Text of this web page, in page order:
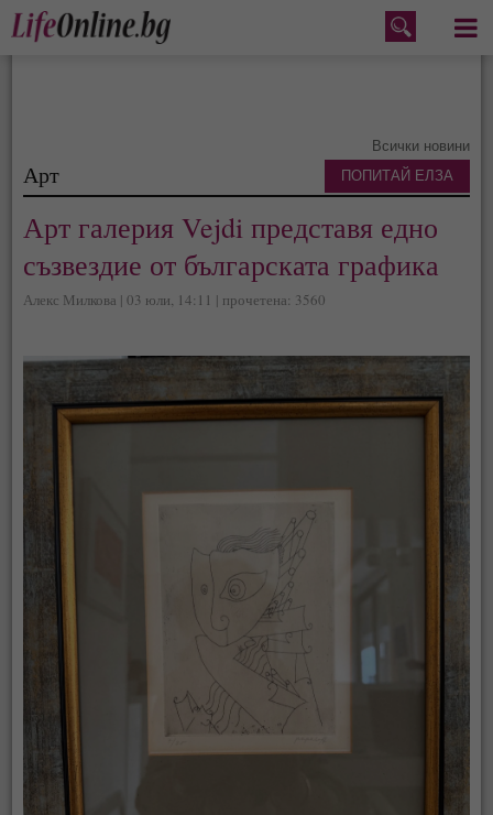
Меню
Всички новини
Арт
Арт галерия Vejdi представя едно
съзвездие от българската графика
Алекс Милкова | 03 юли, 14:11 | прочетена: 3560
ПОПИТАЙ ЕЛЗА